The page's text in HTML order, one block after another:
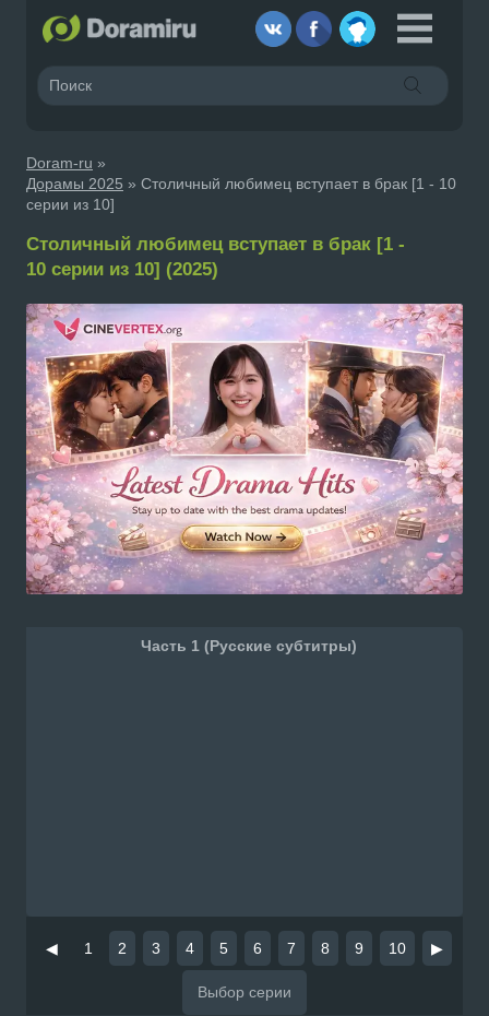
Doram-ru »
Дорамы 2025 » Столичный любимец вступает в брак [1 - 10
серии из 10]
Столичный любимец вступает в брак [1 -
10 серии из 10] (2025)
Часть 1 (Русские субтитры)
◀ 1 2 3 4 5 6 7 8 9 10 ▶